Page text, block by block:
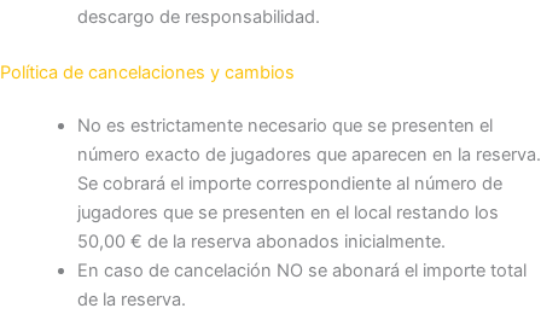
descargo de responsabilidad.
Política de cancelaciones y cambios
No es estrictamente necesario que se presenten el
número exacto de jugadores que aparecen en la reserva.
Se cobrará el importe correspondiente al número de
jugadores que se presenten en el local restando los
50,00 € de la reserva abonados inicialmente.
En caso de cancelación NO se abonará el importe total
de la reserva.